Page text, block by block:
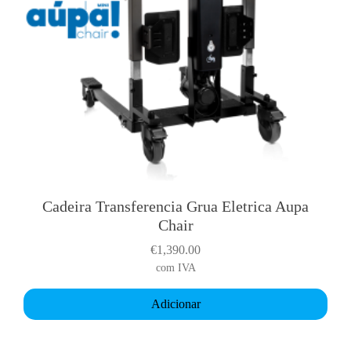
Cadeira Transferencia Grua Eletrica Aupa
Chair
€1,390.00
com IVA
Adicionar